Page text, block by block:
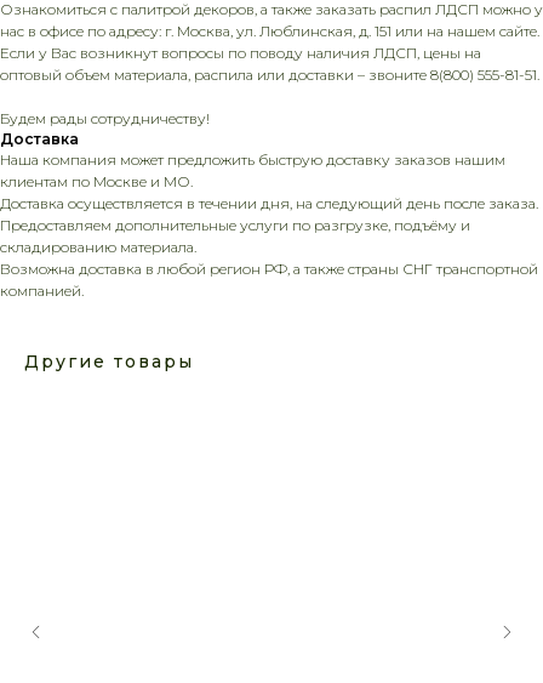
Ознакомиться с палитрой декоров, а также заказать распил ЛДСП можно у
нас в офисе по адресу: г. Москва, ул. Люблинская, д. 151 или на нашем сайте.
Если у Вас возникнут вопросы по поводу наличия ЛДСП, цены на
оптовый объем материала, распила или доставки – звоните 8(800) 555-81-51.
Будем рады сотрудничеству!
Доставка
Наша компания может предложить быструю доставку заказов нашим
клиентам по Москве и МО.
Доставка осуществляется в течении дня, на следующий день после заказа.
Предоставляем дополнительные услуги по разгрузке, подъёму и
складированию материала.
Возможна доставка в любой регион РФ, а также страны СНГ транспортной
компанией.
Другие товары